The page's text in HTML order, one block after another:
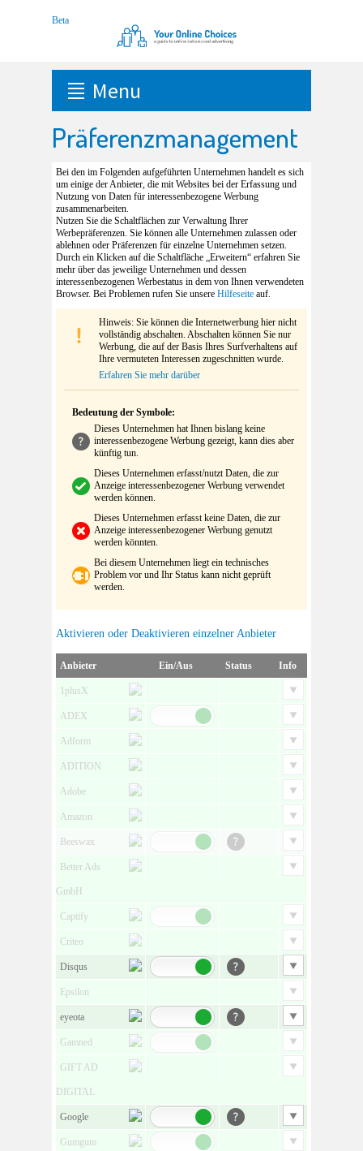
Menu
Präferenzmanagement
Bei den im Folgenden aufgeführten Unternehmen handelt es sich
um einige der Anbieter, die mit Websites bei der Erfassung und
Nutzung von Daten für interessenbezogene Werbung
zusammenarbeiten.
Nutzen Sie die Schaltflächen zur Verwaltung Ihrer
Werbepräferenzen. Sie können alle Unternehmen zulassen oder
ablehnen oder Präferenzen für einzelne Unternehmen setzen.
Durch ein Klicken auf die Schaltfläche „Erweitern“ erfahren Sie
mehr über das jeweilige Unternehmen und dessen
interessenbezogenen Werbestatus in dem von Ihnen verwendeten
Browser. Bei Problemen rufen Sie unsere Hilfeseite auf.
Hinweis: Sie können die Internetwerbung hier nicht
vollständig abschalten. Abschalten können Sie nur
Werbung, die auf der Basis Ihres Surfverhaltens auf
Ihre vermuteten Interessen zugeschnitten wurde.
Erfahren Sie mehr darüber
Bedeutung der Symbole:
Dieses Unternehmen hat Ihnen bislang keine
interessenbezogene Werbung gezeigt, kann dies aber
künftig tun.
Dieses Unternehmen erfasst/nutzt Daten, die zur
Anzeige interessenbezogener Werbung verwendet
werden können.
Dieses Unternehmen erfasst keine Daten, die zur
Anzeige interessenbezogener Werbung genutzt
werden könnten.
Bei diesem Unternehmen liegt ein technisches
Problem vor und Ihr Status kann nicht geprüft
werden.